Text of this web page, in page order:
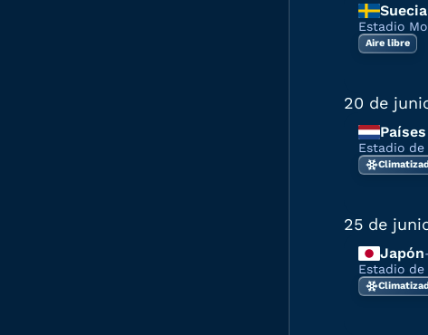
Suecia
Estadio
Aire libre
20 de
Estadio de
25 de
Japón
Estadio de